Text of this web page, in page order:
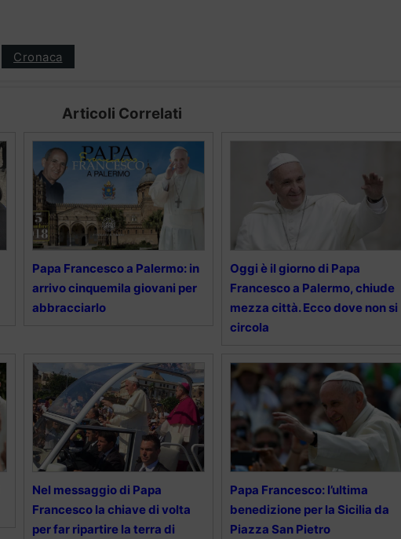
Cronaca
Articoli Correlati
Papa Francesco a Palermo: in
arrivo cinquemila giovani per
abbracciarlo
Oggi è il giorno di Papa
Francesco a Palermo, chiude
mezza città. Ecco dove non si
circola
Nel messaggio di Papa
Francesco la chiave di volta
per far ripartire la terra di
Papa Francesco: l’ultima
benedizione per la Sicilia da
Piazza San Pietro